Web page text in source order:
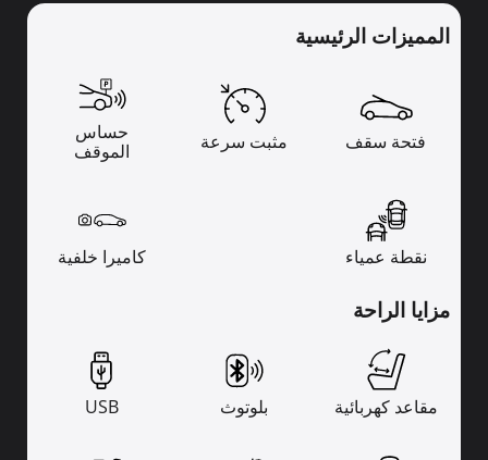
المميزات الرئيسية
فتحة سقف مثبت سرعة
حساس
الموقف
نقطة عمياء كاميرا خلفية
مزايا الراحة
مقاعد كهربائية بلوتوث USB